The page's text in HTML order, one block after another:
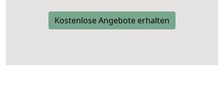
Kostenlose Angebote erhalten